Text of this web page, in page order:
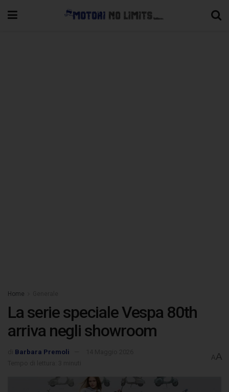
Home
La serie speciale Vespa 80th
arriva negli showroom
Barbara Premoli
AA